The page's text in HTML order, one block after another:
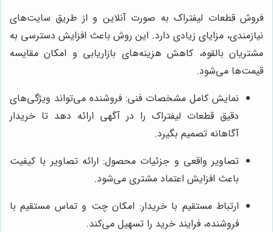
فروش قطعات لیفتراک به صورت آنلاین و از طریق سایت‌های
نیازمندی، مزایای زیادی دارد. این روش باعث افزایش دسترسی به
مشتریان بالقوه، کاهش هزینه‌های بازاریابی و امکان مقایسه
قیمت‌ها می‌شود.
نمایش کامل مشخصات فنی: فروشنده می‌تواند ویژگی‌های
دقیق قطعات لیفتراک را در آگهی ارائه دهد تا خریدار
آگاهانه تصمیم بگیرد.
تصاویر واقعی و جزئیات محصول: ارائه تصاویر با کیفیت
باعث افزایش اعتماد مشتری می‌شود.
ارتباط مستقیم با خریدار: امکان چت و تماس مستقیم با
فروشنده، فرایند خرید را تسهیل می‌کند.